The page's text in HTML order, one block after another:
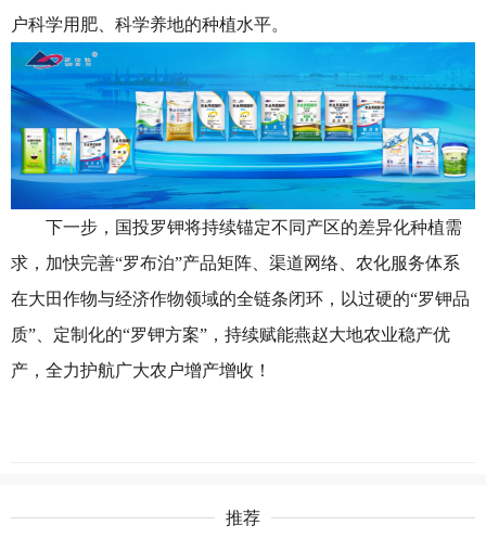
户科学用肥、科学养地的种植水平。
下一步，国投罗钾将持续锚定不同产区的差异化种植需
求，加快完善“罗布泊”产品矩阵、渠道网络、农化服务体系
在大田作物与经济作物领域的全链条闭环，以过硬的“罗钾品
质”、定制化的“罗钾方案”，持续赋能燕赵大地农业稳产优
产，全力护航广大农户增产增收！
推荐